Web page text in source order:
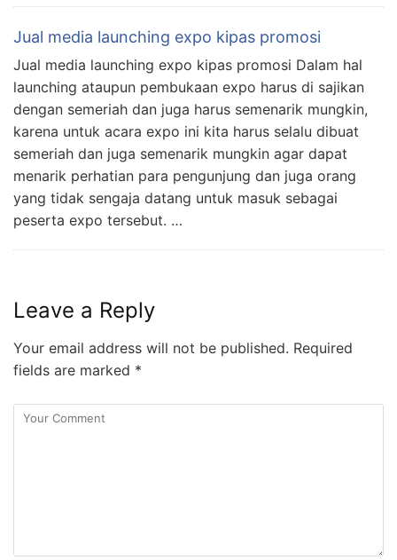
Jual media launching expo kipas promosi
Jual media launching expo kipas promosi Dalam hal
launching ataupun pembukaan expo harus di sajikan
dengan semeriah dan juga harus semenarik mungkin,
karena untuk acara expo ini kita harus selalu dibuat
semeriah dan juga semenarik mungkin agar dapat
menarik perhatian para pengunjung dan juga orang
yang tidak sengaja datang untuk masuk sebagai
peserta expo tersebut. …
Leave a Reply
Your email address will not be published. Required
fields are marked *